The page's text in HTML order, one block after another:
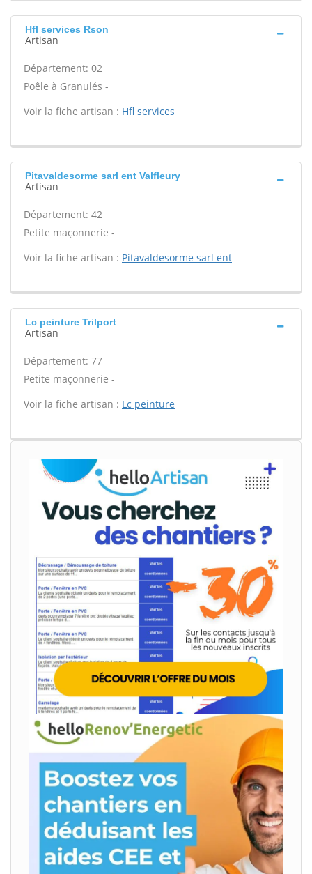
Hfl services Rson
Artisan
Département: 02
Poêle à Granulés -
Voir la fiche artisan : Hfl services
Pitavaldesorme sarl ent Valfleury
Artisan
Département: 42
Petite maçonnerie -
Voir la fiche artisan : Pitavaldesorme sarl ent
Lc peinture Trilport
Artisan
Département: 77
Petite maçonnerie -
Voir la fiche artisan : Lc peinture